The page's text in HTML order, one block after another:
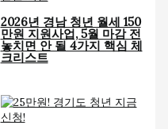
2026년 경남 청년 월세 150
만원 지원사업, 5월 마감 전
놓치면 안 될 4가지 핵심 체
크리스트